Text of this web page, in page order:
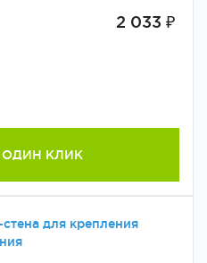
2 033 ₽
ОДИН КЛИК
для крепления